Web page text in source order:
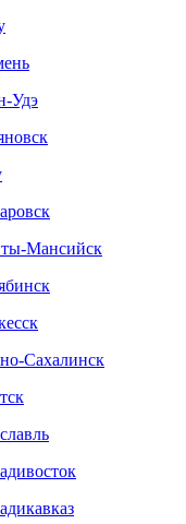
Удэ
Мансийск
Сахалинск